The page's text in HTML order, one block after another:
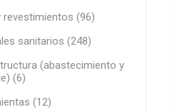
revestimientos (96)
sanitarios (248)
(abastecimiento y
(6)
(12)